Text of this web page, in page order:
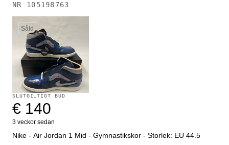
NR 105198763
Såld
SLUTGILTIGT BUD
€ 140
3 veckor sedan
Nike - Air Jordan 1 Mid - Gymnastikskor - Storlek: EU 44.5